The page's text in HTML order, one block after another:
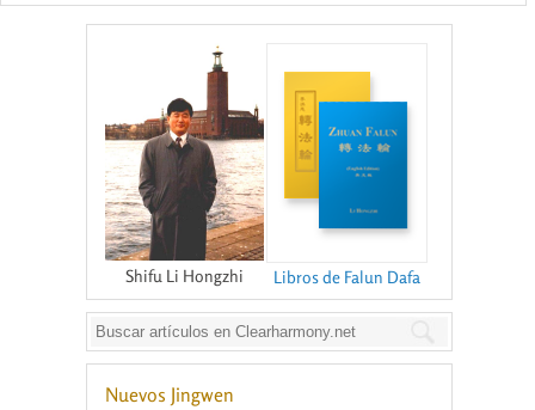
Shifu Li Hongzhi Libros de Falun Dafa
Nuevos Jingwen